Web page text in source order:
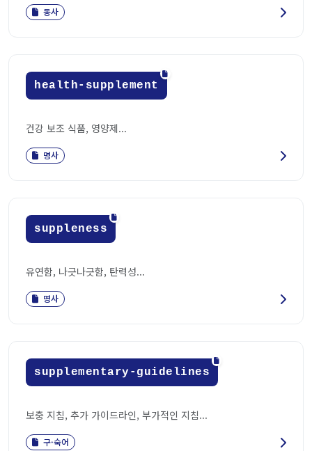
동사
health-supplement
건강 보조 식품, 영양제...
명사
suppleness
유연함, 나긋나긋함, 탄력성...
명사
supplementary-guidelines
보충 지침, 추가 가이드라인, 부가적인 지침...
구·숙어